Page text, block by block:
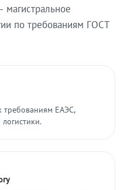
магистральное
по требованиям ГОСТ
требованиям ЕАЭС,